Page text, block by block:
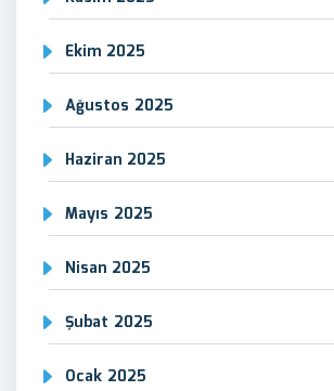
Ekim 2025
Ağustos 2025
Haziran 2025
Mayıs 2025
Nisan 2025
Şubat 2025
Ocak 2025